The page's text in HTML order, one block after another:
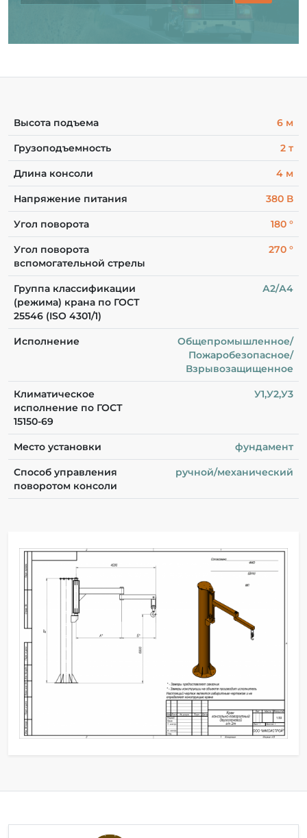
Высота подъема 6 м
Грузоподъемность 2 т
Длина консоли 4 м
Напряжение питания 380 В
Угол поворота 180 °
Угол поворота
вспомогательной стрелы
270 °
Группа классификации
(режима) крана по ГОСТ
25546 (ISO 4301/1)
А2/А4
Исполнение
Общепромышленное/
Пожаробезопасное/
Взрывозащищенное
Климатическое
исполнение по ГОСТ
15150-69
У1,У2,У3
Место установки фундамент
Способ управления
поворотом консоли
ручной/механический